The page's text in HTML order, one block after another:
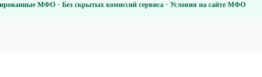
МФО · Без скрытых комиссий сервиса · Условия на сайте МФО